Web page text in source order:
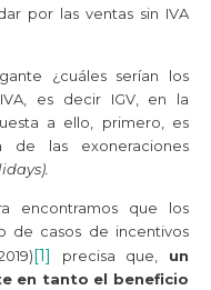
por las ventas sin IVA
¿cuáles serían los
es decir IGV, en la
a ello, primero, es
de las exoneraciones
encontramos que los
de casos de incentivos
[1] precisa que, un
en tanto el beneficio